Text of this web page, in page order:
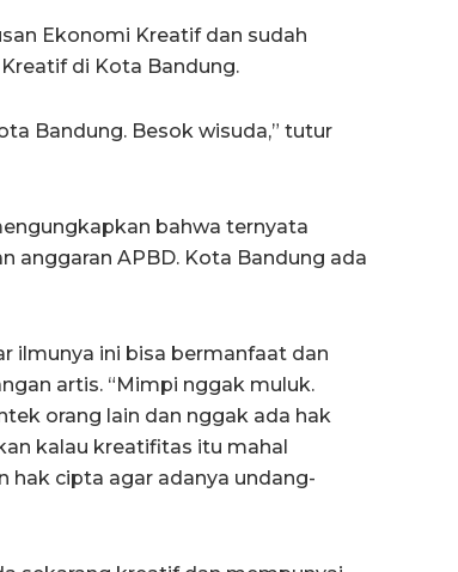
Ekonomi Kreatif dan sudah
di Kota Bandung.
Bandung. Besok wisuda,” tutur
bahwa ternyata
APBD. Kota Bandung ada
ilmunya ini bisa bermanfaat dan
artis. “Mimpi nggak muluk.
orang lain dan nggak ada hak
kalau kreatifitas itu mahal
hak cipta agar adanya undang-